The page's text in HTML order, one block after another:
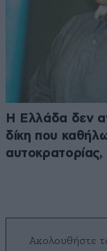
Η Ελλάδα δεν
δίκη που
αυτοκρατορίας,
Ακολουθήστε